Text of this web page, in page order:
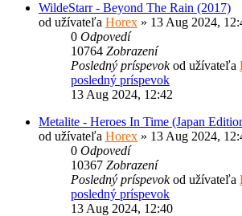
WildeStarr - Beyond The Rain (2017)
od užívateľa Horex » 13 Aug 2024,
0 Odpovedí
10764 Zobrazení
Posledný príspevokod užívateľa
posledný príspevok
13 Aug 2024, 12:42
Metalite - Heroes In Time (Japan
od užívateľa Horex » 13 Aug 2024,
0 Odpovedí
10367 Zobrazení
Posledný príspevokod užívateľa
posledný príspevok
13 Aug 2024, 12:40